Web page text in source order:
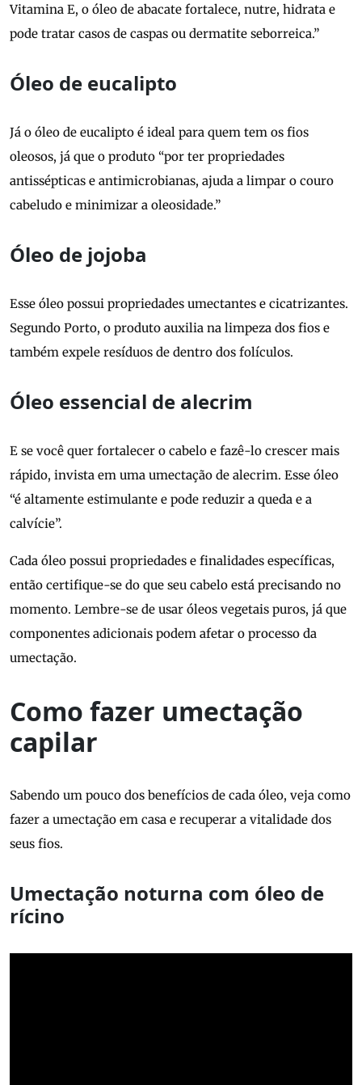
Vitamina E, o óleo de abacate fortalece, nutre, hidrata e
pode tratar casos de caspas ou dermatite seborreica.”
Óleo de eucalipto
Já o óleo de eucalipto é ideal para quem tem os fios
oleosos, já que o produto “por ter propriedades
antissépticas e antimicrobianas, ajuda a limpar o couro
cabeludo e minimizar a oleosidade.”
Óleo de jojoba
Esse óleo possui propriedades umectantes e cicatrizantes.
Segundo Porto, o produto auxilia na limpeza dos fios e
também expele resíduos de dentro dos folículos.
Óleo essencial de alecrim
E se você quer fortalecer o cabelo e fazê-lo crescer mais
rápido, invista em uma umectação de alecrim. Esse óleo
“é altamente estimulante e pode reduzir a queda e a
calvície”.
Cada óleo possui propriedades e finalidades específicas,
então certifique-se do que seu cabelo está precisando no
momento. Lembre-se de usar óleos vegetais puros, já que
componentes adicionais podem afetar o processo da
umectação.
Como fazer umectação
capilar
Sabendo um pouco dos benefícios de cada óleo, veja como
fazer a umectação em casa e recuperar a vitalidade dos
seus fios.
Umectação noturna com óleo de
rícino